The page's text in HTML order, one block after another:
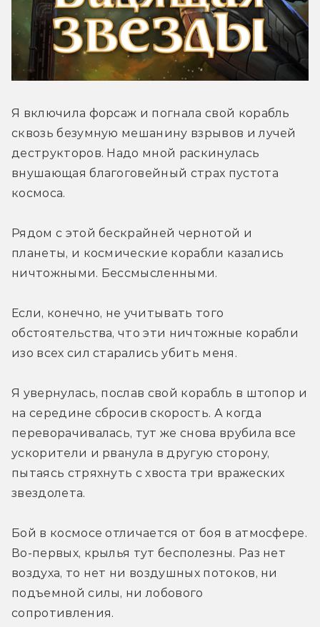
Я включила форсаж и погнала свой корабль
сквозь безумную мешанину взрывов и лучей
деструкторов. Надо мной раскинулась
внушающая благоговейный страх пустота
космоса.
Рядом с этой бескрайней чернотой и
планеты, и космические корабли казались
ничтожными. Бессмысленными.
Если, конечно, не учитывать того
обстоятельства, что эти ничтожные корабли
изо всех сил старались убить меня.
Я увернулась, послав свой корабль в штопор и
на середине сбросив скорость. А когда
переворачивалась, тут же снова врубила все
ускорители и рванула в другую сторону,
пытаясь стряхнуть с хвоста три вражеских
звездолета.
Бой в космосе отличается от боя в атмосфере.
Во-первых, крылья тут бесполезны. Раз нет
воздуха, то нет ни воздушных потоков, ни
подъемной силы, ни лобового
сопротивления.